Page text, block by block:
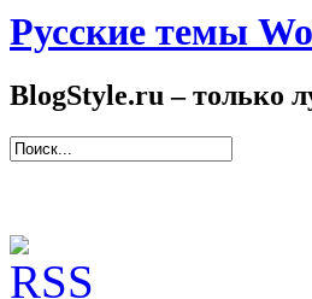
Русские темы
BlogStyle.ru – только